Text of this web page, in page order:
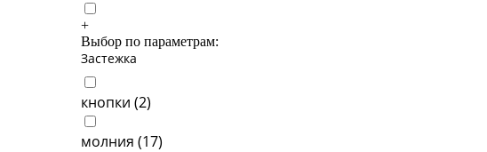
+
Выбор по параметрам:
Застежка
кнопки (2)
молния (17)